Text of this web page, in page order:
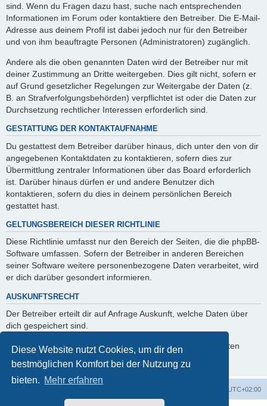
Diese Website nutzt Cookies, um dir den
bestmöglichen Komfort bei der Nutzung zu
bieten. Mehr erfahren
sind. Wenn du Fragen dazu hast, suche nach entsprechenden
Informationen im Forum oder kontaktiere den Betreiber. Die E-Mail-
Adresse aus deinem Profil ist dabei jedoch nur für den Betreiber
und von ihm beauftragte Personen (Administratoren) zugänglich.
Andere als die oben genannten Daten wird der Betreiber nur mit
deiner Zustimmung an Dritte weitergeben. Dies gilt nicht, sofern er
auf Grund gesetzlicher Regelungen zur Weitergabe der Daten (z.
B. an Strafverfolgungsbehörden) verpflichtet ist oder die Daten zur
Durchsetzung rechtlicher Interessen erforderlich sind.
GESTATTUNG DER KONTAKTAUFNAHME
Du gestattest dem Betreiber darüber hinaus, dich unter den von dir
angegebenen Kontaktdaten zu kontaktieren, sofern dies zur
Übermittlung zentraler Informationen über das Board erforderlich
ist. Darüber hinaus dürfen er und andere Benutzer dich
kontaktieren, sofern du dies in deinem persönlichen Bereich
gestattet hast.
GELTUNGSBEREICH DIESER RICHTLINIE
Diese Richtlinie umfasst nur den Bereich der Seiten, die die phpBB-
Software umfassen. Sofern der Betreiber in anderen Bereichen
seiner Software weitere personenbezogene Daten verarbeitet, wird
er dich darüber gesondert informieren.
AUSKUNFTSRECHT
Der Betreiber erteilt dir auf Anfrage Auskunft, welche Daten über
dich gespeichert sind.
Du kannst jederzeit die Löschung bzw. Sperrung deiner Daten
verlangen. Kontaktiere hierzu bitte den Betreiber.
UTC+02:00